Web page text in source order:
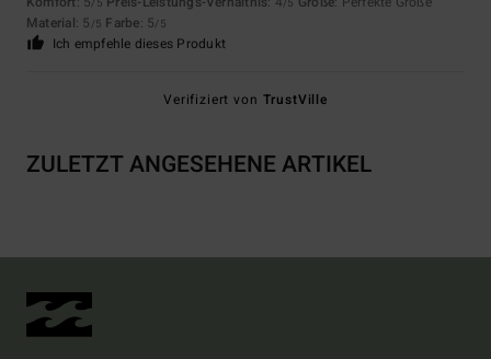
/5 /5
Material: 5 /5 Farbe: 5/5
Ich empfehle dieses Produkt
Verifiziert von TrustVille
ZULETZT ANGESEHENE ARTIKEL